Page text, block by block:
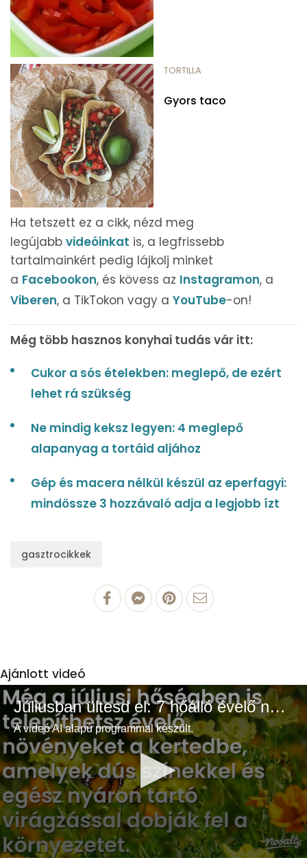
TORTILLA
Gyors taco
Ha tetszett ez a cikk, nézd meg
legújabb videóinkat is, a legfrissebb
tartalmainkért pedig lájkolj minket
a Facebookon, és kövess az Instagramon, a
Viberen, a TikTokon vagy a YouTube-on!
Még több hasznos konyhai tudás vár itt:
Cukor a sós ételekben: meglepő, de ezért
lehet rá szükség
Ne mindig keksz legyen: 4 meglepő
alapanyag a tortáid aljához
Gép és macera nélkül készül az eperfagyi:
mindössze 3 hozzávaló adja a legjobb ízt
gasztrocikkek
Ajánlott videó
Júliusban ültesd el: 7 hőálló évelő növény a színes és buja kertért
A videó AI alapú programmal készült.